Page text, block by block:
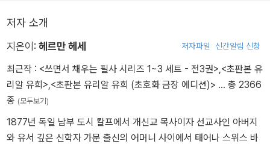
저자 소개
지은이: 헤르만 헤세 저자파일 신간알림 신청
최근작 : <쓰면서 채우는 필사 시리즈 1~3 세트 - 전3권> <초판본 유
리알 유희> <초판본 유리알 유희 (초호화 금장 에디션)> … 총 2366
종 (모두보기)
1877년 독일 남부 도시 칼프에서 개신교 목사이자 선교사인 아버지
와 유서 깊은 신학자 가문 출신의 어머니 사이에서 태어나 스위스 바